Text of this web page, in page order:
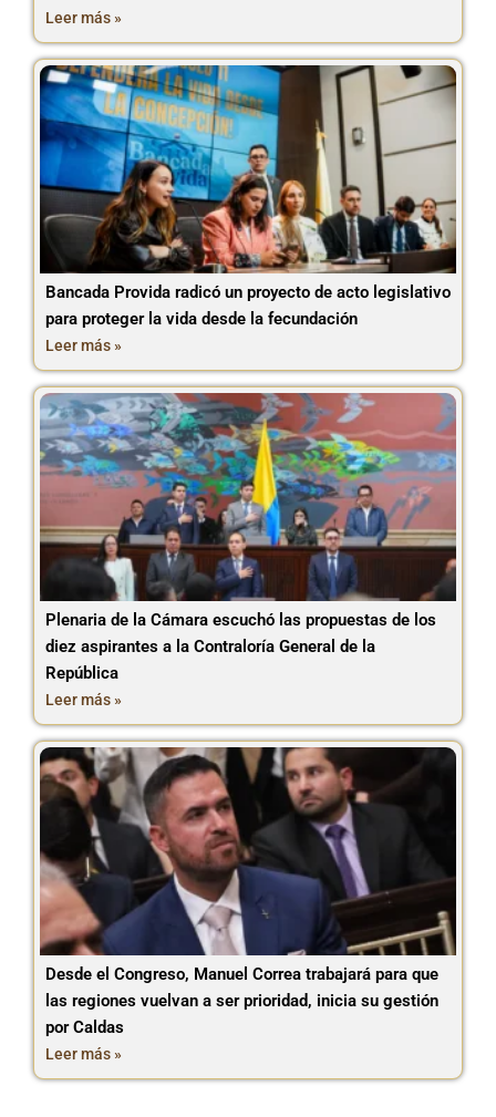
Leer más »
Bancada Provida radicó un proyecto de acto legislativo
para proteger la vida desde la fecundación
Leer más »
Plenaria de la Cámara escuchó las propuestas de los
diez aspirantes a la Contraloría General de la
República
Leer más »
Desde el Congreso, Manuel Correa trabajará para que
las regiones vuelvan a ser prioridad, inicia su gestión
por Caldas
Leer más »